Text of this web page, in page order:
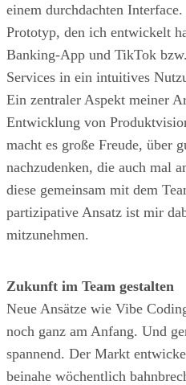
einem durchdachten
Prototyp, den ich entwickelt
Banking-App und TikTok
Services in ein intuitives
Ein zentraler Aspekt meiner
Entwicklung von
macht es große Freude, über
nachzudenken, die auch mal
diese gemeinsam mit dem
partizipative Ansatz ist mir
mitzunehmen.
Zukunft im Team gestalten
Neue Ansätze wie Vibe
noch ganz am Anfang. Und
spannend. Der Markt
beinahe wöchentlich